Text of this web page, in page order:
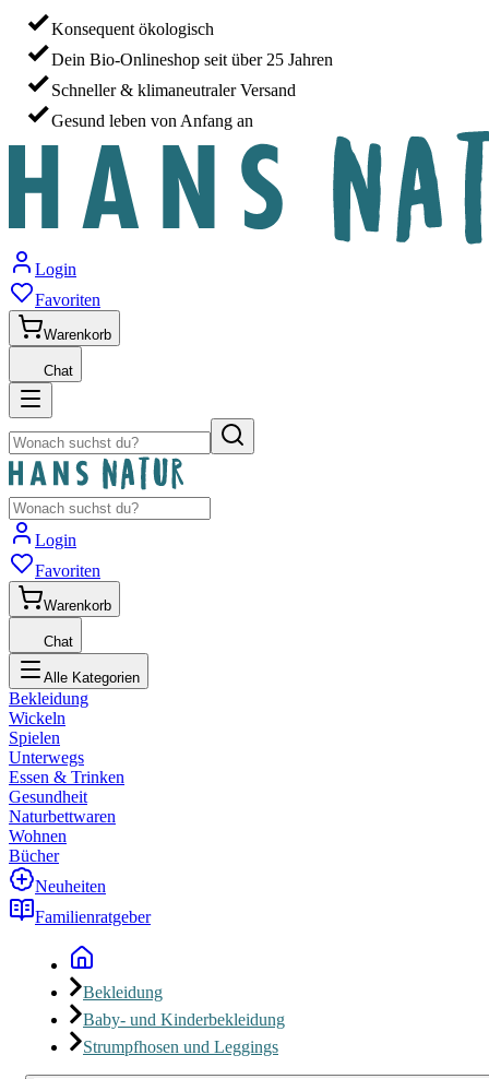
Konsequent ökologisch
Dein Bio-Onlineshop seit über 25 Jahren
Schneller & klimaneutraler Versand
Gesund leben von Anfang an
Login
Favoriten
Warenkorb
Chat
Login
Favoriten
Warenkorb
Chat
Alle Kategorien
Bekleidung
Wickeln
Spielen
Unterwegs
Essen & Trinken
Gesundheit
Naturbettwaren
Wohnen
Bücher
Neuheiten
Familienratgeber
Bekleidung
Baby- und Kinderbekleidung
Strumpfhosen und Leggings